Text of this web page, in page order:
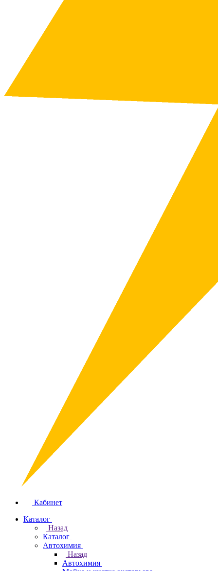
Кабинет
Каталог
Назад
Каталог
Автохимия
Назад
Автохимия